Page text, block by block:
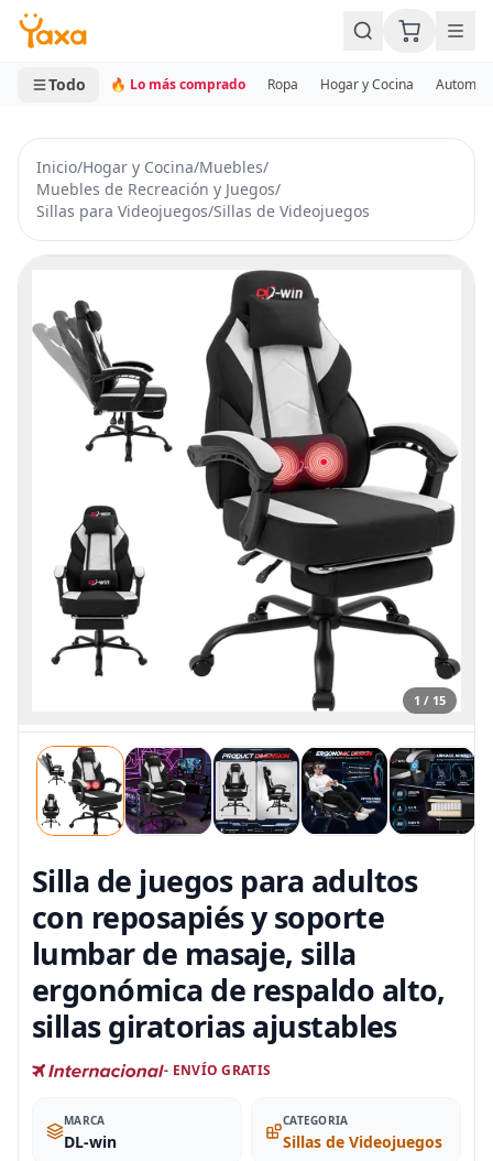
MINI CARRITO
0 productos
Todo 🔥 Lo más comprado Ropa Hogar y Cocina
Inicio/Hogar y Cocina/Muebles/
Muebles de Recreación y Juegos/
Sillas para Videojuegos/Sillas de Videojuegos
1 / 15
Silla de juegos para adultos
con reposapiés y soporte
lumbar de masaje, silla
ergonómica de respaldo alto,
sillas giratorias ajustables
- ENVÍO GRATIS
MARCA
DL-win
CATEGORIA
Sillas de Videojuegos